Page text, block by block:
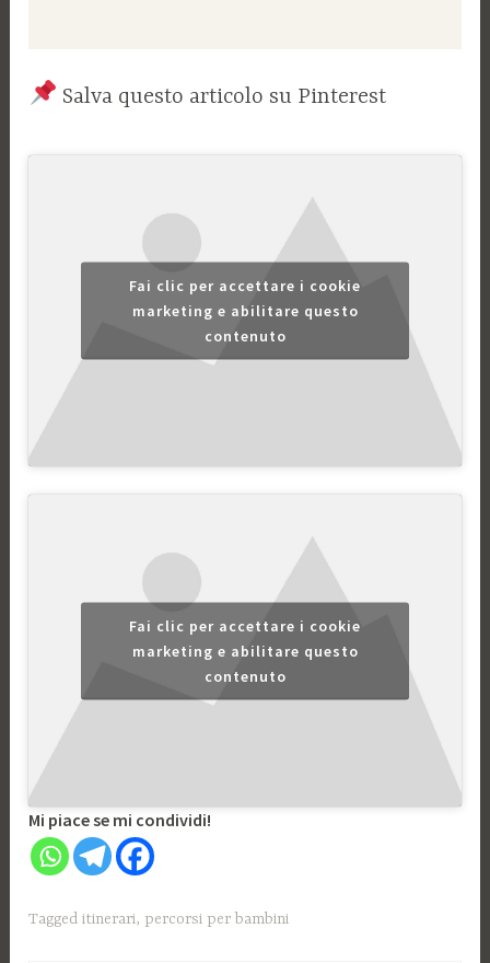
Salva questo articolo su Pinterest
Fai clic per accettare i cookie
marketing e abilitare questo
contenuto
Fai clic per accettare i cookie
marketing e abilitare questo
contenuto
Mi piace se mi condividi!
Taggeditinerari, percorsi per bambini